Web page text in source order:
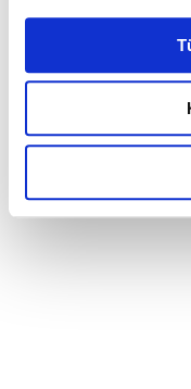
Ayarlar butonuna
Metnimizi ziyaret
6698 sayılı Kişisel
okumak ve sitemizi
gerçekleştirilen veri
detaylı bilgi almak